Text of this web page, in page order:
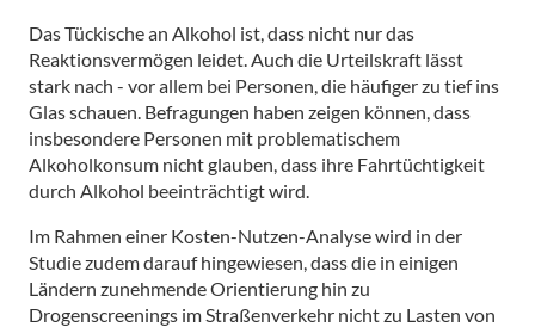
Das Tückische an Alkohol ist, dass nicht nur das
Reaktionsvermögen leidet. Auch die Urteilskraft lässt
stark nach - vor allem bei Personen, die häufiger zu tief ins
Glas schauen. Befragungen haben zeigen können, dass
insbesondere Personen mit problematischem
Alkoholkonsum nicht glauben, dass ihre Fahrtüchtigkeit
durch Alkohol beeinträchtigt wird.
Im Rahmen einer Kosten-Nutzen-Analyse wird in der
Studie zudem darauf hingewiesen, dass die in einigen
Ländern zunehmende Orientierung hin zu
Drogenscreenings im Straßenverkehr nicht zu Lasten von